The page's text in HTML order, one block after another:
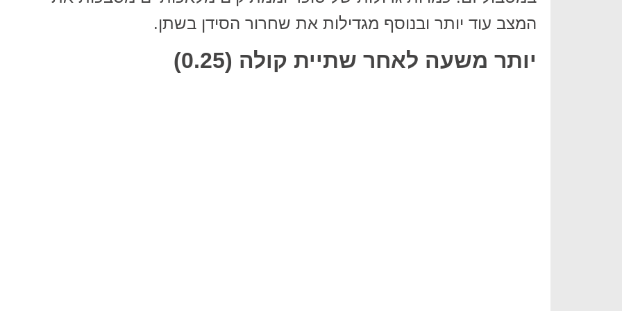
המצב עוד יותר ובנוסף מגדילות את שחרור הסידן בשתן.
יותר משעה לאחר שתיית קולה (0.25)